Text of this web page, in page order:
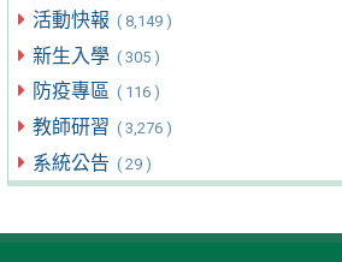
活動快報 ( 8,149 )
新生入學 ( 305 )
防疫專區 ( 116 )
教師研習 ( 3,276 )
系統公告 ( 29 )